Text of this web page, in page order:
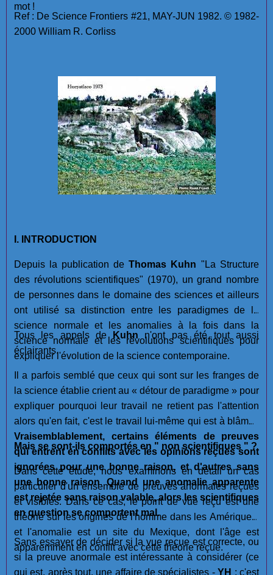
mot !
Ref : De Science Frontiers #21, MAY-JUN 1982. © 1982-
2000 William R. Corliss
I. INTRODUCTION
Depuis la publication de Thomas Kuhn "La Structure
des révolutions scientifiques" (1970), un grand nombre
de personnes dans le domaine des sciences et ailleurs
ont utilisé sa distinction entre les paradigmes de la
science normale et les anomalies à la fois dans la
science normale et les révolutions scientifiques pour
expliquer l'évolution de la science contemporaine.
Tous les appels de Kuhn n'ont pas été tout aussi
éclairants.
Il a parfois semblé que ceux qui sont sur les franges de
la science établie crient au « détour de paradigme » pour
expliquer pourquoi leur travail ne retient pas l'attention
alors qu'en fait, c'est le travail lui-même qui est à blâmer.
Vraisemblablement, certains éléments de preuves
qui entrent en conflits avec les opinions reçues sont
ignorées pour une bonne raison, et d'autres sans
une bonne raison.Quand une anomalie apparente
est rejetée sans raison valable, alors les scientifiques
en question se comportent mal.
Mais se sont-ils comportés en " non scientifiques " ?
Dans cette étude, nous examinons en détail un cas
particulier d'un ensemble de preuves anormales reçues
et visibles. Dans ce cas, le point de vue reçu est une
théorie sur les origines de l'homme dans les Amériques,
et l'anomalie est un site du Mexique, dont l'âge est
apparemment en conflit avec cette théorie reçue.
Sans essayer de décider si la vue reçue est correcte, ou
si la preuve anormale est intéressante à considérer (ce
qui est, après tout, une affaire de spécialistes - YH : c'est